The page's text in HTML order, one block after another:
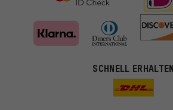
SCHNELL ERHALTEN